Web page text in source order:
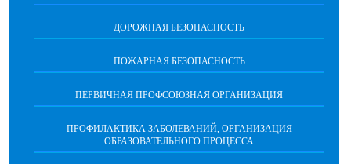
ДОРОЖНАЯ БЕЗОПАСНОСТЬ
ПОЖАРНАЯ БЕЗОПАСНОСТЬ
ПЕРВИЧНАЯ ПРОФСОЮЗНАЯ ОРГАНИЗАЦИЯ
ПРОФИЛАКТИКА ЗАБОЛЕВАНИЙ, ОРГАНИЗАЦИЯ
ОБРАЗОВАТЕЛЬНОГО ПРОЦЕССА